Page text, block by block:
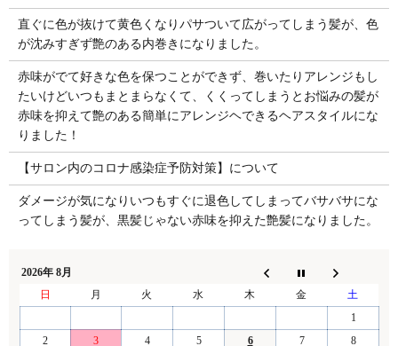
直ぐに色が抜けて黄色くなりパサついて広がってしまう髪が、色
が沈みすぎず艶のある内巻きになりました。
赤味がでて好きな色を保つことができず、巻いたりアレンジもし
たいけどいつもまとまらなくて、くくってしまうとお悩みの髪が
赤味を抑えて艶のある簡単にアレンジヘできるヘアスタイルにな
りました！
【サロン内のコロナ感染症予防対策】について
ダメージが気になりいつもすぐに退色してしまってバサバサにな
ってしまう髪が、黒髪じゃない赤味を抑えた艶髪になりました。
2026年 8月
日
月 火 水 木 金
土
1
2
3 4 5 6 7 8